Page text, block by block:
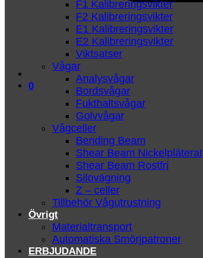
0
F1 Kalibreringsvikter
F2 Kalibreringsvikter
E1 Kalibreringsvikter
E2 Kalibreringsvikter
Viktsatser
Vågar
Analysvågar
Bordsvågar
Fukthaltsvågar
Golvvågar
Vågceller
Bending Beam
Shear Beam Nickelpläterat
Shear Beam Rostfri
Silovägning
Z – celler
Tillbehör Vågutrustning
Övrigt
Materialtransport
Automatiska Smörjpatroner
ERBJUDANDE